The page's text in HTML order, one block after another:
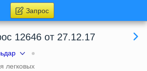
Запрос
12646 от 27.12.17
легковых